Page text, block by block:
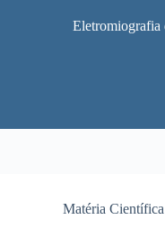
Matéria Científica